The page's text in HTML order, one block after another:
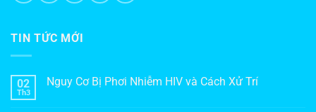
TIN TỨC MỚI
02
Th3
Nguy Cơ Bị Phơi Nhiễm HIV và Cách Xử Trí